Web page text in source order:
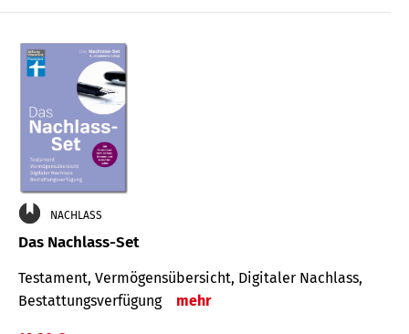
NACHLASS
Das Nachlass-Set
Testament, Vermögens­übersicht, Digitaler Nach­lass,
Bestat­tungs­ver­fügung
mehr